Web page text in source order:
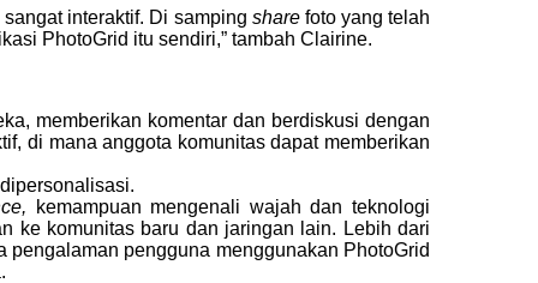
interaktif. Di samping sharefoto yang telah
PhotoGrid itu sendiri,” tambah Clairine.
memberikan komentar dan berdiskusi dengan
di mana anggota komunitas dapat memberikan
kemampuan mengenali wajah dan teknologi
ke komunitas baru dan jaringan lain. Lebih dari
pengguna menggunakan PhotoGrid